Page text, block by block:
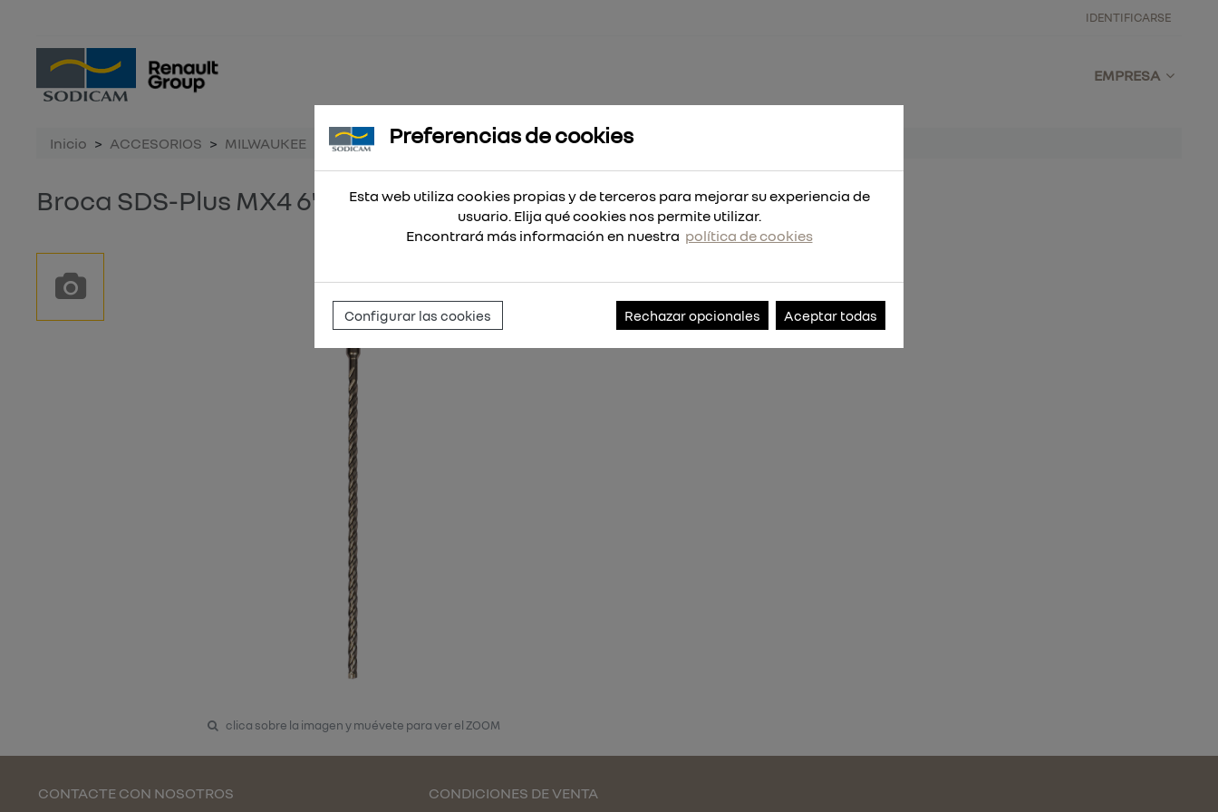
IDENTIFICARSE
EMPRESA
Inicio ACCESORIOS MILWAUKEE Broca SDS-Plus MX4 6'5x265 - 50uds
Broca SDS-Plus MX4 6'5x265 - 50uds
clica sobre la imagen y muévete para ver el ZOOM
CONTACTE CON NOSOTROS CONDICIONES DE VENTA
Preferencias de cookies
Esta web utiliza cookies propias y de terceros para mejorar su experiencia de
usuario. Elija qué cookies nos permite utilizar.
Encontrará más información en nuestra política de cookies
Configurar las cookies Rechazar opcionales Aceptar todas